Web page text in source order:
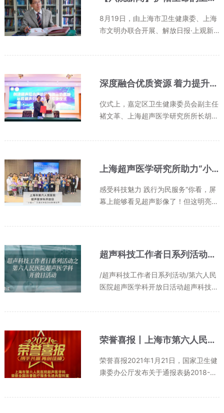
生...
8月19日，由上海市卫生健康委、上海
市文明办联合开展、解放日报·上观新
式揭晓，我院超声医学科主任胡兵荣获
就是让老百姓恢复健康——这不仅是
胡...
深度融合优质资源 着力提升区域超声诊断水平
仪式上，嘉定区卫生健康委员会副主任
褚文革、上海超声医学研究所所长胡
党委书记张燕华以及医院超声影像科主
培训示范基地/远程超声分中心揭牌... 上海超声医学研究所助力“小超人”沉浸式体验影像世界
感受科技魅力 践行为民服务“你看，屏
幕上能够看见超声影像了！但这明亮的
又是什么呢？”在超声实验室里，来自
设备，一个个化身“小超人”，为他... 超声科技工作者日系列活动之第六人民医院超声医学科开放日活动招募啦!!!
/超声科技工作者日系列活动/第六人民
医院超声医学科开放日活动超声科技工
学科开放日活动招募啦!!!5月23日下午
来!欢迎大家踊跃报名!!!01 主会场... 荣誉喜报丨上海市第六人民医院超声医学科荣获全国“互联网+”改善医疗服务先进典型科室！
荣誉喜报2021年1月21日，国家卫生健
康委办公厅发布关于通报表扬2018-20
从改善医疗服务的5项工作制度和10项